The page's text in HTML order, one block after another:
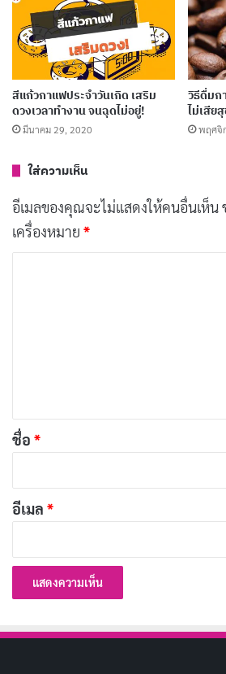
ง่าย ๆ
มีนาคม 24, 2024
10 แฟรนไชส์ชาไข่มุก
สาย!
กุมภาพันธ์ 9, 2024
Score)โดยผู้เชี่ยวชาญ หากเมล็ดก
80 จะไม่ถือเป็น Specialty Coffee นี่
กาแฟ Specialty ต้องปลูกในสภาพแว
หนาแน่นและรสชาติดี การเก็บเกี่ยวต้
ร์รีที่สุกเต็มที่เท่านั้น ซึ่งมักทำด้วยมือ
2. การแปรรูป (Processing)
หลังจากเก็บเกี่ยว จะมีวิธีการแปรรูป
สีแก้วกาแฟประจำวันเกิด เสริม
ดวงเวลาทำงาน จนฉุดไม่อยู่!
มีนาคม 29, 2020
วิธีดื่มก
ไม่เสีย
พฤศจิ
ใส่ความเห็น
อีเมลของคุณจะไม่แสดงให้คนอื่นเห็น
เครื่องหมาย *
*
ชื่อ *
อีเมล *